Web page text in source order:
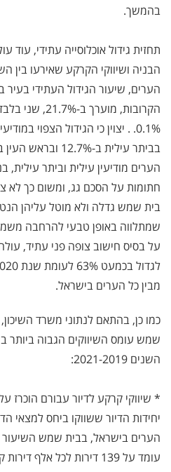
בהמשך.
תחזית גידול אוכלוסייה עתידי,
הערים, שיעור הגידול העתידי
הקרובות,
הערים מודיעין עילית וביתר עילית,
חתומות על הסכם גג, ומשום כך לא
בית שמש גדלה ולא מוטל עליהן
שמתלווה באופן טבעי להרחבה
מבין כל הערים בישראל.
כמו כן, בהתאם לנתוני משרד
שמש עומס השיווקים הגבוה ביותר
השנים 2021-2019:
* שיווקי קרקע לדיור עבורם הוכרז
יחידות הדיור ששווקו ביחס למצאי
הערים בישראל, בבית שמש השיעור
עומד על 139 דירות לכל אלף דירות קיימות.